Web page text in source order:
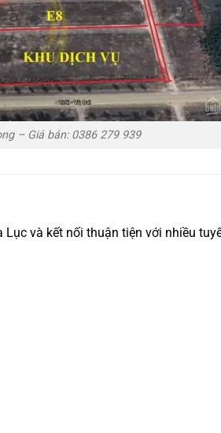
– Giá bán: 0386 279 939
Lục và kết nối thuận tiện với nhiều